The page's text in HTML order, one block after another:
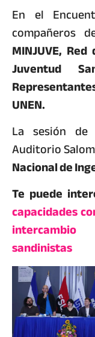
En el
compañeros
MINJUVE,
Juventud
UNEN.
La sesión
Auditorio
Nacional de
Te puede
capacidades
sandinistas